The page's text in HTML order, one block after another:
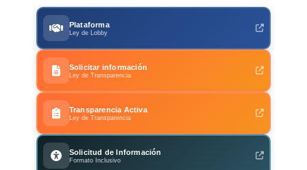
Plataforma
Ley de Lobby
Solicitar información
Ley de Transparencia
Transparencia Activa
Ley de Transparencia
Solicitud de Información
Formato Inclusivo